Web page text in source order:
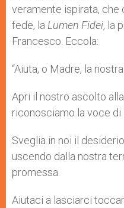
veramente ispirata, che
fede, la Lumen Fidei, la
Francesco. Eccola:
“Aiuta, o Madre, la
Apri il nostro ascolto
riconosciamo la voce di
Sveglia in noi il
uscendo dalla nostra
promessa.
Aiutaci a lasciarci